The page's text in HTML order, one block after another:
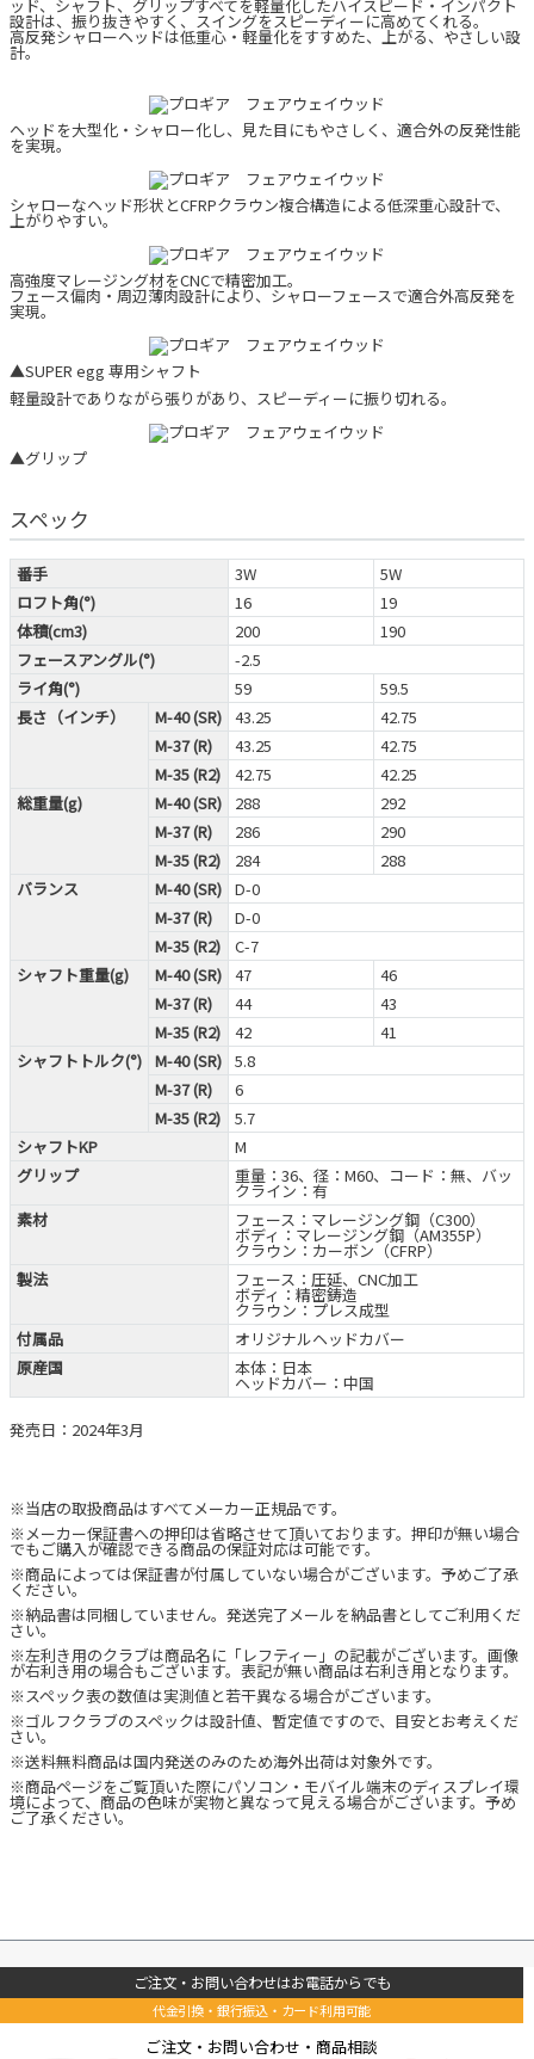
ッド、シャフト、グリップすべてを軽量化したハイスピード・インパクト
設計は、振り抜きやすく、スイングをスピーディーに高めてくれる。
高反発シャローヘッドは低重心・軽量化をすすめた、上がる、やさしい設
計。
ヘッドを大型化・シャロー化し、見た目にもやさしく、適合外の反発性能
を実現。
シャローなヘッド形状とCFRPクラウン複合構造による低深重心設計で、
上がりやすい。
高強度マレージング材をCNCで精密加工。
フェース偏肉・周辺薄肉設計により、シャローフェースで適合外高反発を
実現。
▲SUPER egg 専用シャフト
軽量設計でありながら張りがあり、スピーディーに振り切れる。
▲グリップ
スペック
番手 3W
5W
ロフト角(°)
16
19
体積(cm3)
200
190
フェースアングル(°)
-2.5
ライ角(°)
59
59.5
長さ（インチ）
M-40 (SR) 43.25
42.75
M-37 (R)
43.25
42.75
M-35 (R2)
42.75
42.25
総重量(g)
M-40 (SR) 288
292
M-37 (R)
286
290
M-35 (R2)
284
288
バランス
M-40 (SR) D-0
M-37 (R)
D-0
M-35 (R2)
C-7
シャフト重量(g)
M-40 (SR) 47
46
M-37 (R)
44
43
M-35 (R2)
42
41
シャフトトルク(°) M-40 (SR) 5.8
M-37 (R)
6
M-35 (R2)
5.7
シャフトKP
M
グリップ
重量：36、径：M60、コード：無、バッ
クライン：有
素材
フェース：マレージング鋼（C300）
ボディ：マレージング鋼（AM355P）
クラウン：カーボン（CFRP）
製法
フェース：圧延、CNC加工
ボディ：精密鋳造
クラウン：プレス成型
付属品
オリジナルヘッドカバー
原産国
本体：日本
ヘッドカバー：中国
発売日：2024年3月
※当店の取扱商品はすべてメーカー正規品です。
※メーカー保証書への押印は省略させて頂いております。押印が無い場合
でもご購入が確認できる商品の保証対応は可能です。
※商品によっては保証書が付属していない場合がございます。予めご了承
ください。
※納品書は同梱していません。発送完了メールを納品書としてご利用くだ
さい。
※左利き用のクラブは商品名に「レフティー」の記載がございます。画像
が右利き用の場合もございます。表記が無い商品は右利き用となります。
※スペック表の数値は実測値と若干異なる場合がございます。
※ゴルフクラブのスペックは設計値、暫定値ですので、目安とお考えくだ
さい。
※送料無料商品は国内発送のみのため海外出荷は対象外です。
※商品ページをご覧頂いた際にパソコン・モバイル端末のディスプレイ環
境によって、商品の色味が実物と異なって見える場合がございます。予め
ご了承ください。
ご注文・お問い合わせはお電話からでも
代金引換・銀行振込・カード利用可能
ご注文・お問い合わせ・商品相談